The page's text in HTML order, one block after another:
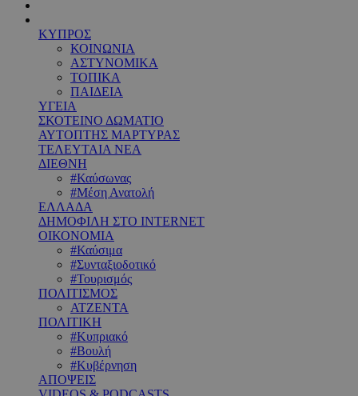
ΚΥΠΡΟΣ
ΚΟΙΝΩΝΙΑ
ΑΣΤΥΝΟΜΙΚΑ
ΤΟΠΙΚΑ
ΠΑΙΔΕΙΑ
ΥΓΕΙΑ
ΣΚΟΤΕΙΝΟ ΔΩΜΑΤΙΟ
ΑΥΤΟΠΤΗΣ ΜΑΡΤΥΡΑΣ
ΤΕΛΕΥΤΑΙΑ ΝΕΑ
ΔΙΕΘΝΗ
#Καύσωνας
#Μέση Ανατολή
ΕΛΛΑΔΑ
ΔΗΜΟΦΙΛΗ ΣΤΟ INTERNET
ΟΙΚΟΝΟΜΙΑ
#Καύσιμα
#Συνταξιοδοτικό
#Τουρισμός
ΠΟΛΙΤΙΣΜΟΣ
ΑΤΖΕΝΤΑ
ΠΟΛΙΤΙΚΗ
#Κυπριακό
#Βουλή
#Κυβέρνηση
ΑΠΟΨΕΙΣ